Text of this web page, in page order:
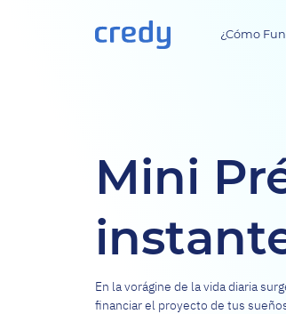
¿Cómo
Mini
En la vorágine de la vida diaria
financiar el proyecto de tus